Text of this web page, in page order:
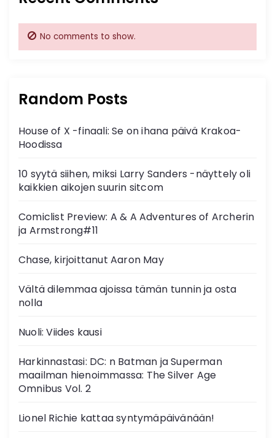
No comments to show.
Random Posts
House of X -finaali: Se on ihana päivä Krakoa-
Hoodissa
10 syytä siihen, miksi Larry Sanders -näyttely oli
kaikkien aikojen suurin sitcom
Comiclist Preview: A & A Adventures of Archerin
ja Armstrong#11
Chase, kirjoittanut Aaron May
Vältä dilemmaa ajoissa tämän tunnin ja osta
nolla
Nuoli: Viides kausi
Harkinnastasi: DC: n Batman ja Superman
maailman hienoimmassa: The Silver Age
Omnibus Vol. 2
Lionel Richie kattaa syntymäpäivänään!